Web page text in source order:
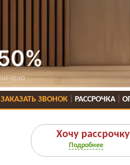
ЗАКАЗАТЬ ЗВОНОК РАССРОЧКА
Хочу рассрочку
Подробнее